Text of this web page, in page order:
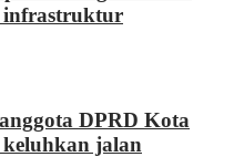
infrastruktur
DPRD Kota
jalan